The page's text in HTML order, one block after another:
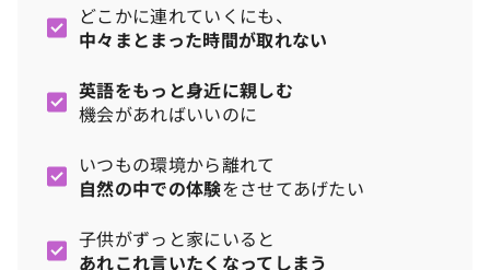
どこかに連れていくにも、
中々まとまった時間が取れない
英語をもっと身近に親しむ
機会があればいいのに
いつもの環境から離れて
自然の中での体験をさせてあげたい
子供がずっと家にいると
あれこれ言いたくなってしまう